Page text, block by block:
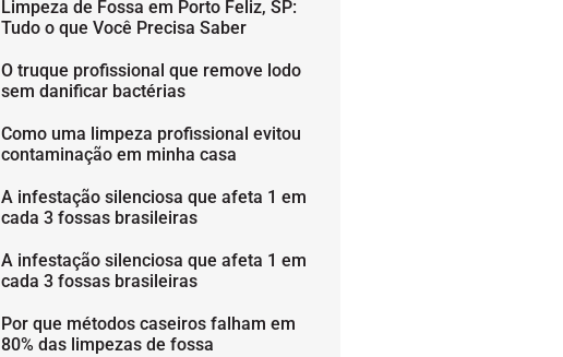
Limpeza de Fossa em Porto Feliz, SP:
Tudo o que Você Precisa Saber
O truque profissional que remove lodo
sem danificar bactérias
Como uma limpeza profissional evitou
contaminação em minha casa
A infestação silenciosa que afeta 1 em
cada 3 fossas brasileiras
A infestação silenciosa que afeta 1 em
cada 3 fossas brasileiras
Por que métodos caseiros falham em
80% das limpezas de fossa